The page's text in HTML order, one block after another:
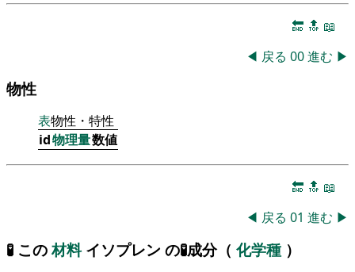
🔚 🔝 📖
◀ 戻る 00進む ▶
物性
表物性・特性
id物理量数値
🔚 🔝 📖
◀ 戻る 01 進む ▶
🧪 この材料 イソプレン の🧪成分（ 化学種 ）